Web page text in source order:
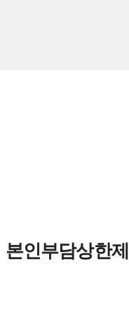
인부담상한